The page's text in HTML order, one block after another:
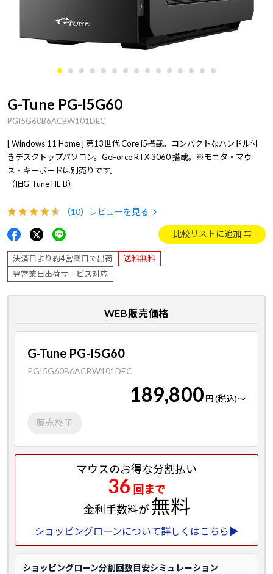
G-Tune PG-I5G60
PGI5G60B6ACBW101DEC
[ Windows 11 Home ] 第13世代 Core i5搭載。コンパクトなハンドル付
きデスクトップパソコン。GeForce RTX 3060 搭載。※モニタ・マウ
ス・キーボードは別売りです。
（旧G-Tune HL-B）
（10） レビューを見る
比較リストに追加
決済日より約4営業日で出荷
送料無料
翌営業日出荷サービス対応
WEB販売価格
G-Tune PG-I5G60
PGI5G60B6ACBW101DEC
189,800 円(税込)～
販売終了
マウスのお得な分割払い
36 回まで
金利手数料が無料
ショッピングローンについて詳しくはこちら▶
ショッピングローン分割回数目安シミュレーション